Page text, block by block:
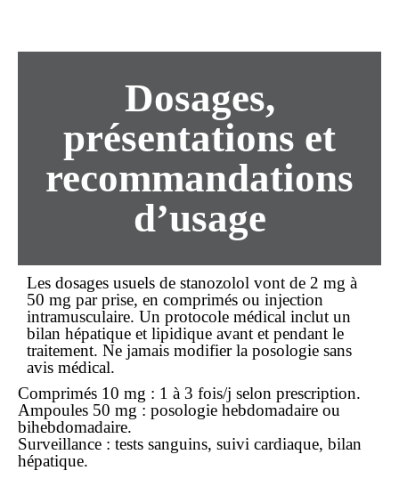
Dosages,
présentations et
recommandations
d’usage
Les dosages usuels de stanozolol vont de 2 mg à
50 mg par prise, en comprimés ou injection
intramusculaire. Un protocole médical inclut un
bilan hépatique et lipidique avant et pendant le
traitement. Ne jamais modifier la posologie sans
avis médical.
Comprimés 10 mg : 1 à 3 fois/j selon prescription.
Ampoules 50 mg : posologie hebdomadaire ou
bihebdomadaire.
Surveillance : tests sanguins, suivi cardiaque, bilan
hépatique.